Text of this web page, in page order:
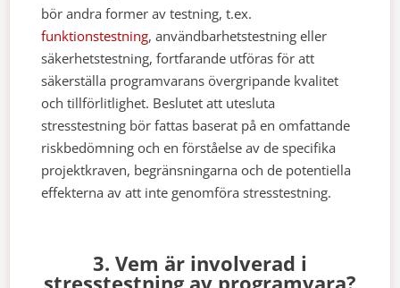
bör andra former av testning, t.ex.
funktionstestning, användbarhetstestning eller
säkerhetstestning, fortfarande utföras för att
säkerställa programvarans övergripande kvalitet
och tillförlitlighet. Beslutet att utesluta
stresstestning bör fattas baserat på en omfattande
riskbedömning och en förståelse av de specifika
projektkraven, begränsningarna och de potentiella
effekterna av att inte genomföra stresstestning.
3. Vem är involverad i